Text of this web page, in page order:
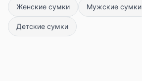
Женские сумки Мужские сумки
Детские сумки